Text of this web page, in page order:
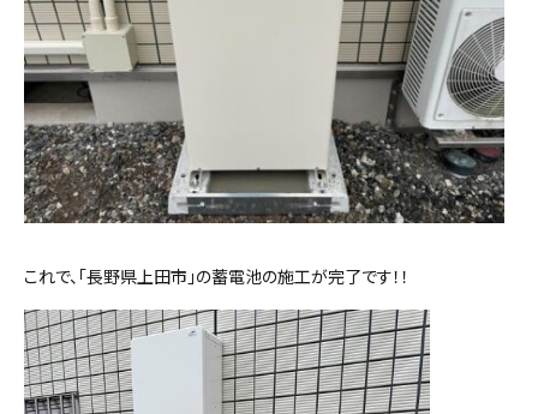
これで、「長野県上田市」の蓄電池の施工が完了です！！